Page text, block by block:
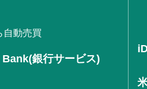
自動売買
Bank(銀行サービス)